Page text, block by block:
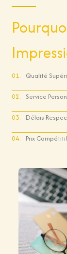
01. Qualité
02. Service
03. Délais
04. Prix